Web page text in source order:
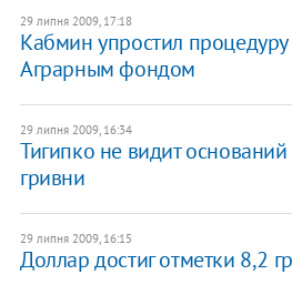
29 липня 2009, 17:18
Кабмин упростил
Аграрным фондом
29 липня 2009, 16:34
Тигипко не видит
гривни
29 липня 2009, 16:15
Доллар достиг отметки 8,2